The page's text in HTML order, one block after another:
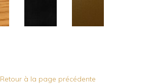
Retour à la page précédente